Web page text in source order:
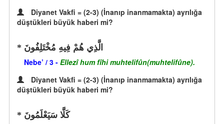
Diyanet Vakfi = (2-3) (İnanıp inanmamakta) ayrılığa
düştükleri büyük haberi mi?
الَّذِي هُمْ فِيهِ مُخْتَلِفُونَ
Nebe’ / 3 - Ellezî hum fîhi muhtelifûn(muhtelifûne).
Diyanet Vakfi = (2-3) (İnanıp inanmamakta) ayrılığa
düştükleri büyük haberi mi?
كَلَّا سَيَعْلَمُونَ